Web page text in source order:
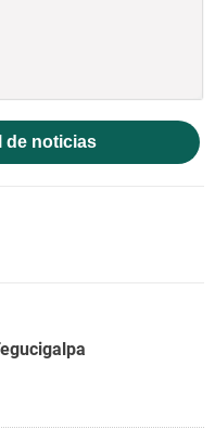
de noticias